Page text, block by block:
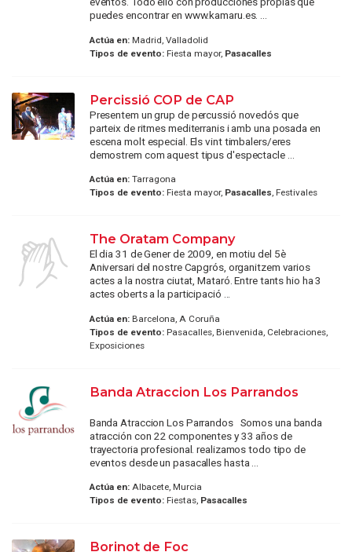
puedes encontrar en www.kamaru.es. ...
Actúa en:Madrid, Valladolid
Tipos de evento:Fiesta mayor, Pasacalles
Percissió COP de CAP
Presentem un grup de percussió novedós que
parteix de ritmes mediterranis i amb una posada en
escena molt especial. Els vint timbalers/eres
demostrem com aquest tipus d'espectacle ...
Actúa en:Tarragona
Tipos de evento:Fiesta mayor, Pasacalles, Festivales
The Oratam Company
El dia 31 de Gener de 2009, en motiu del 5è
Aniversari del nostre Capgrós, organitzem varios
actes a la nostra ciutat, Mataró. Entre tants hio ha 3
actes oberts a la participació ...
Actúa en:Barcelona, A Coruña
Tipos de evento:Pasacalles, Bienvenida, Celebraciones,
Exposiciones
Banda Atraccion Los Parrandos
Banda Atraccion Los Parrandos Somos una banda
atracción con 22 componentes y 33 años de
trayectoria profesional. realizamos todo tipo de
eventos desde un pasacalles hasta ...
Actúa en:Albacete, Murcia
Tipos de evento:Fiestas, Pasacalles
Borinot de Foc